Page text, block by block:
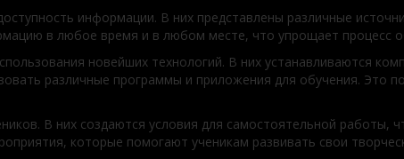
информации. В них представлены различные
в любое время и в любом месте, что упрощает процесс
новейших технологий. В них устанавливаются
различные программы и приложения для обучения. Это
В них создаются условия для самостоятельной работы,
которые помогают ученикам развивать свои